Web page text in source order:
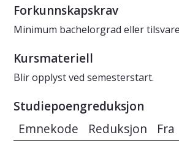
Forkunnskapskrav
Minimum bachelorgrad eller
Kursmateriell
Blir opplyst ved semesterstart.
Studiepoengreduksjon
Emnekode Reduksjon Fra